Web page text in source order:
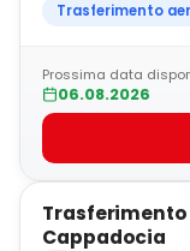
Trasferimento
Prossima data
06.08.2026
OFFERTA SPECIALE
Cappadocia